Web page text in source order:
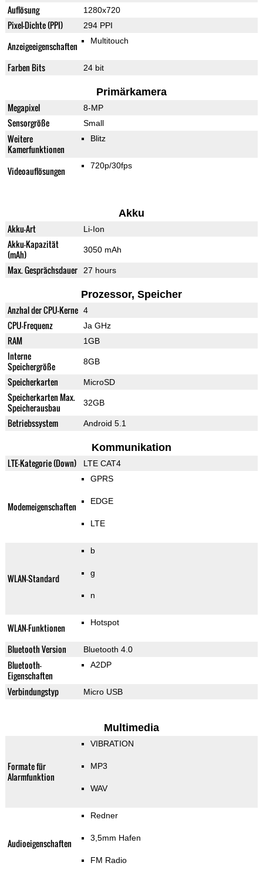
Auflösung
1280x720
Pixel-Dichte (PPI) 294 PPI
Anzeigeeigenschaften Multitouch
Farben Bits 24 bit
Primärkamera
Megapixel 8-MP
Sensorgröße Small
Weitere
Kamerfunktionen
Blitz
Videoauflösungen 720p/30fps
Akku
Akku-Art Li-Ion
Akku-Kapazität
(mAh)
3050 mAh
Max. Gesprächsdauer 27 hours
Prozessor, Speicher
Anzhal der CPU-Kerne 4
CPU-Frequenz Ja GHz
RAM 1GB
Interne
Speichergröße
8GB
Speicherkarten MicroSD
Speicherkarten Max.
Speicherausbau
32GB
Betriebssystem Android 5.1
Kommunikation
LTE-Kategorie (Down) LTE CAT4
Modemeigenschaften
GPRS
EDGE
LTE
WLAN-Standard
b
g
n
WLAN-Funktionen Hotspot
Bluetooth Version Bluetooth 4.0
Bluetooth-
Eigenschaften
A2DP
Verbindungstyp Micro USB
Multimedia
Formate für
Alarmfunktion
VIBRATION
MP3
WAV
Audioeigenschaften
Redner
3,5mm Hafen
FM Radio